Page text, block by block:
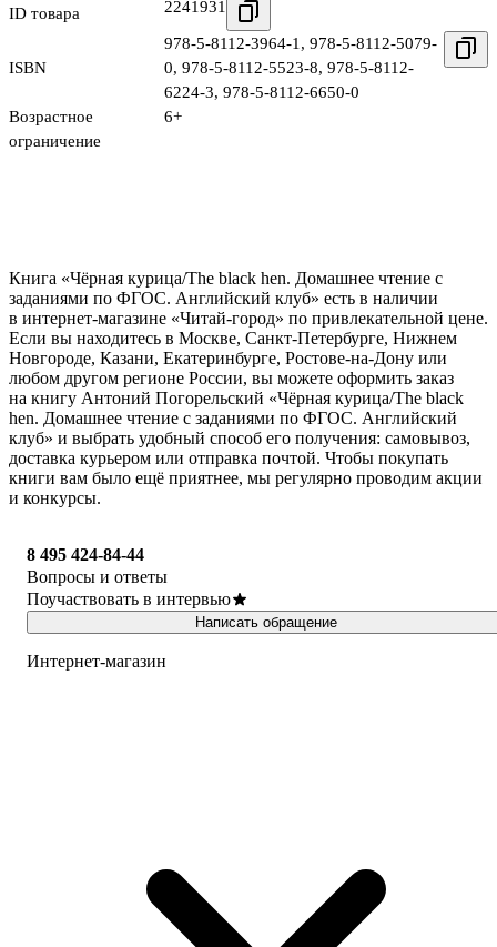
ID товара 2241931
ISBN
978-5-8112-3964-1, 978-5-8112-5079-
0, 978-5-8112-5523-8, 978-5-8112-
6224-3, 978-5-8112-6650-0
Возрастное
ограничение
6+
Книга «Чёрная курица/The black hen. Домашнее чтение с
заданиями по ФГОС. Английский клуб» есть в наличии
в интернет-магазине «Читай-город» по привлекательной цене.
Если вы находитесь в Москве, Санкт-Петербурге, Нижнем
Новгороде, Казани, Екатеринбурге, Ростове-на-Дону или
любом другом регионе России, вы можете оформить заказ
на книгу Антоний Погорельский «Чёрная курица/The black
hen. Домашнее чтение с заданиями по ФГОС. Английский
клуб» и выбрать удобный способ его получения: самовывоз,
доставка курьером или отправка почтой. Чтобы покупать
книги вам было ещё приятнее, мы регулярно проводим акции
и конкурсы.
8 495 424-84-44
Вопросы и ответы
Поучаствовать в интервью
Написать обращение
Интернет-магазин